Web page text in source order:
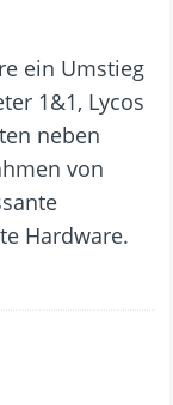
ein Umstieg
1&1, Lycos
neben
von
Hardware.